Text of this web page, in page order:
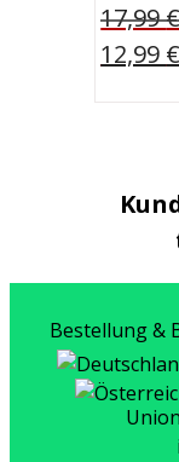
17,99€
12,99 €
Bestellung &
Union